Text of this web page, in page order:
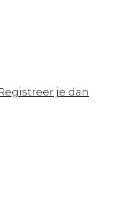
je dan